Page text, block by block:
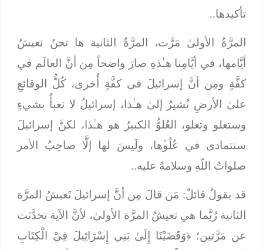
تأكيدها..
المرَّةُ الأولىٰ مَرَّت، المرَّةُ الثانية ها نحنُ نعيشُ
أيَّامها، في أيَّامِنا هـٰذهِ صارَ واضحاً مِن أنَّ العالَم في
كفَّةٍ ومِن أنَّ إسرائيلَ في كفَّةٍ أُخرى، كُلُّ الوقائعِ
علىٰ الأرضِ تُشيرُ إلىٰ هـٰذا، إسرائيلُ لا تعبأُ بشيءٍ
وستعلو وتعلو، العُلوُّ الكبيرُ هو هـٰذا، لكنَّ إسرائيلَ
ستتمادى في عُلُوﱢها، ولَيسَ لها إلَّا صاحِبُ الأمر
صلواتُ اللّهِ وسلامهُ عليه..
قد يقولُ قائلٌ: مَن قالَ مِن أنَّ إسرائيلَ تَعيشُ المرَّة
الثانية رُبَّما هي تعيشُ المرَّة الأولىٰ، لأنَّ الآية تحدَّثت
عن مَرَّتين؛ ﴿وَقَضَيْنَا إِلَىٰ بَنِي إِسْرَائِيلَ فِيْ الْكِتَابِ